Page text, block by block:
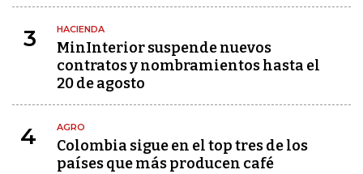
3 HACIENDA
MinInterior suspende nuevos
contratos y nombramientos hasta el
20 de agosto
4 AGRO
Colombia sigue en el top tres de los
países que más producen café